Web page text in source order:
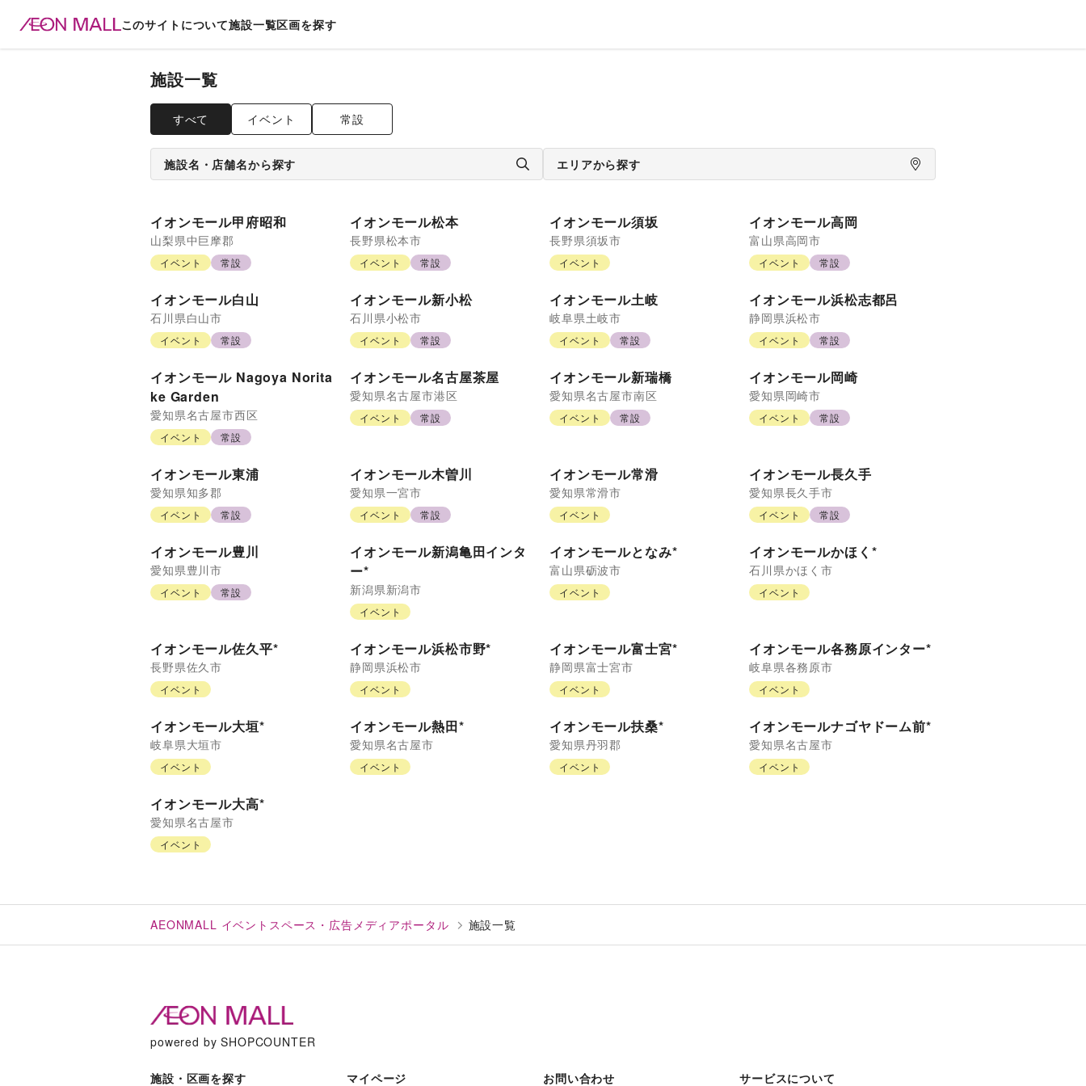
このサイトについて施設一覧区画を探す
施設一覧
すべて イベント 常設
施設名・店舗名から探す エリアから探す
イオンモール甲府昭和
山梨県中巨摩郡
イベント 常設
イオンモール松本
長野県松本市
イベント 常設
イオンモール須坂
長野県須坂市
イベント
イオンモール高岡
富山県高岡市
イベント 常設
イオンモール白山
石川県白山市
イベント 常設
イオンモール新小松
石川県小松市
イベント 常設
イオンモール土岐
岐阜県土岐市
イベント 常設
イオンモール浜松志都呂
静岡県浜松市
イベント 常設
イオンモール Nagoya Norita
ke Garden
愛知県名古屋市西区
イベント 常設
イオンモール名古屋茶屋
愛知県名古屋市港区
イベント 常設
イオンモール新瑞橋
愛知県名古屋市南区
イベント 常設
イオンモール岡崎
愛知県岡崎市
イベント 常設
イオンモール東浦
愛知県知多郡
イベント 常設
イオンモール木曽川
愛知県一宮市
イベント 常設
イオンモール常滑
愛知県常滑市
イベント
イオンモール長久手
愛知県長久手市
イベント 常設
イオンモール豊川
愛知県豊川市
イベント 常設
イオンモール新潟亀田インタ
ー*
新潟県新潟市
イベント
イオンモールとなみ*
富山県砺波市
イベント
イオンモールかほく*
石川県かほく市
イベント
イオンモール佐久平*
長野県佐久市
イベント
イオンモール浜松市野*
静岡県浜松市
イベント
イオンモール富士宮*
静岡県富士宮市
イベント
イオンモール各務原インター*
岐阜県各務原市
イベント
イオンモール大垣*
岐阜県大垣市
イベント
イオンモール熱田*
愛知県名古屋市
イベント
イオンモール扶桑*
愛知県丹羽郡
イベント
イオンモールナゴヤドーム前*
愛知県名古屋市
イベント
イオンモール大高*
愛知県名古屋市
イベント
AEONMALL イベントスペース・広告メディアポータル 施設一覧
powered by SHOPCOUNTER
施設・区画を探す マイページ お問い合わせ サービスについて